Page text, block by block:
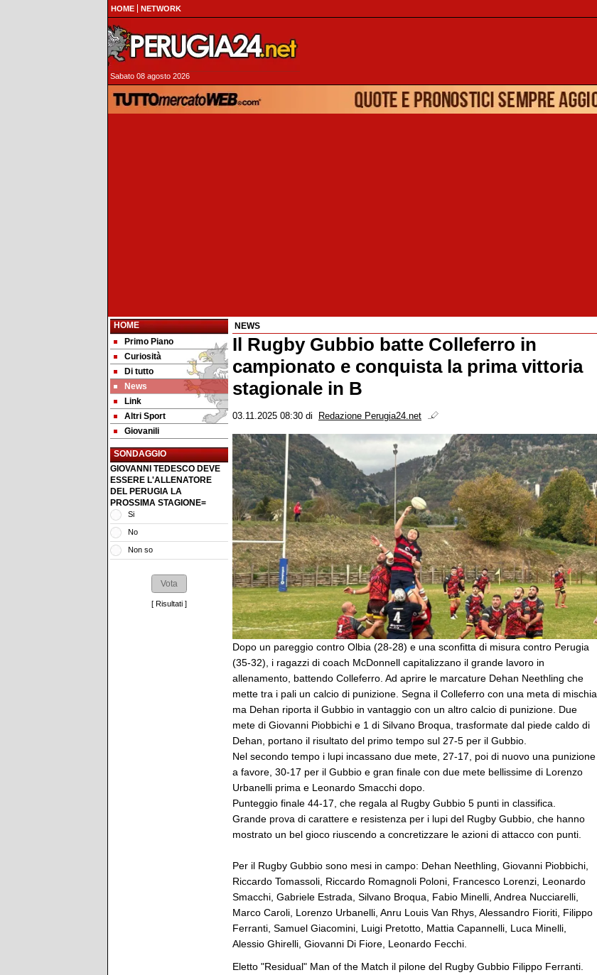
HOME NETWORK
Sabato 08 agosto 2026
HOME
Primo Piano
Curiosità
Di tutto
News
Link
Altri Sport
Giovanili
SONDAGGIO
GIOVANNI TEDESCO DEVE
ESSERE L'ALLENATORE
DEL PERUGIA LA
PROSSIMA STAGIONE=
Si
No
Non so
[ Risultati ]
NEWS
Il Rugby Gubbio batte Colleferro in
campionato e conquista la prima vittoria
stagionale in B
03.11.2025 08:30 di Redazione Perugia24.net
Dopo un pareggio contro Olbia (28-28) e una sconfitta di misura contro Perugia
(35-32), i ragazzi di coach McDonnell capitalizzano il grande lavoro in
allenamento, battendo Colleferro. Ad aprire le marcature Dehan Neethling che
mette tra i pali un calcio di punizione. Segna il Colleferro con una meta di mischia
ma Dehan riporta il Gubbio in vantaggio con un altro calcio di punizione. Due
mete di Giovanni Piobbichi e 1 di Silvano Broqua, trasformate dal piede caldo di
Dehan, portano il risultato del primo tempo sul 27-5 per il Gubbio.
Nel secondo tempo i lupi incassano due mete, 27-17, poi di nuovo una punizione
a favore, 30-17 per il Gubbio e gran finale con due mete bellissime di Lorenzo
Urbanelli prima e Leonardo Smacchi dopo.
Punteggio finale 44-17, che regala al Rugby Gubbio 5 punti in classifica.
Grande prova di carattere e resistenza per i lupi del Rugby Gubbio, che hanno
mostrato un bel gioco riuscendo a concretizzare le azioni di attacco con punti.
Per il Rugby Gubbio sono mesi in campo: Dehan Neethling, Giovanni Piobbichi,
Riccardo Tomassoli, Riccardo Romagnoli Poloni, Francesco Lorenzi, Leonardo
Smacchi, Gabriele Estrada, Silvano Broqua, Fabio Minelli, Andrea Nucciarelli,
Marco Caroli, Lorenzo Urbanelli, Anru Louis Van Rhys, Alessandro Fioriti, Filippo
Ferranti, Samuel Giacomini, Luigi Pretotto, Mattia Capannelli, Luca Minelli,
Alessio Ghirelli, Giovanni Di Fiore, Leonardo Fecchi.
Eletto "Residual" Man of the Match il pilone del Rugby Gubbio Filippo Ferranti.